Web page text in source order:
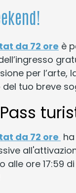
da 72 ore è
per l’arte,
tuo breve
da 72 ore
alle ore 17:59